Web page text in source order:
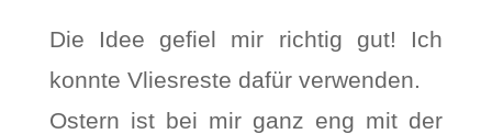
Die Idee gefiel mir richtig gut! Ich
konnte Vliesreste dafür verwenden.
Ostern ist bei mir ganz eng mit der